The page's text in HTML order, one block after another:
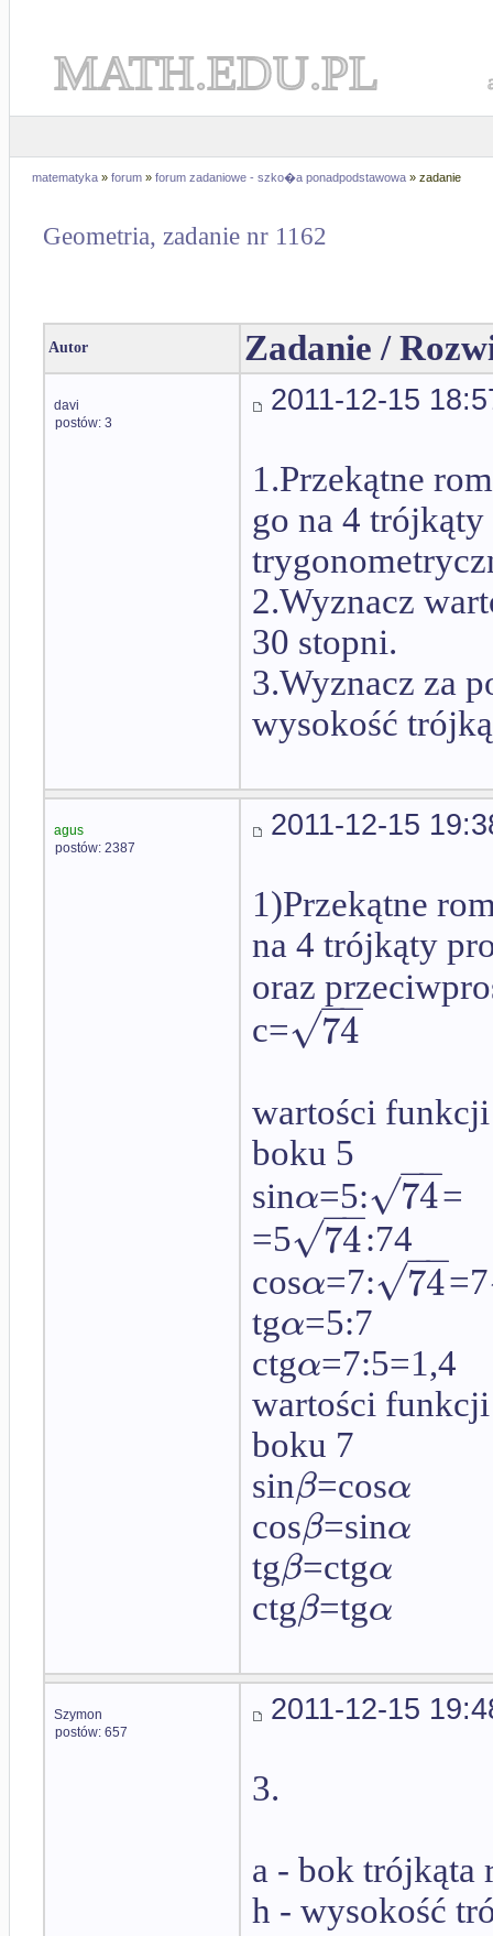
MATH.EDU.PL
matematyka » forum » forum zadaniowe - szko�a ponadpodstawowa » zadanie
Geometria, zadanie nr 1162
Autor Zadanie /
davi
postów: 3
2011-12-15
1.Przekątne
go na 4
2.Wyznacz
30 stopni.
3.Wyznacz za
wysokość
agus
postów: 2387
2011-12-15
1)Przekątne
na 4 trójkąty
oraz
c=
74
−−
√
wartości
boku 5
sinα=5: 74
−−
√
=
=5
74
−−
√
:74
cosα=7: 74
−−
√ =7
tgα=5:7
ctgα=7:5=1,4
wartości
boku 7
sinβ=cosα
cosβ=sinα
tgβ=ctgα
ctgβ=tgα
Szymon
postów: 657
2011-12-15
3.
a - bok trójkąta
h - wysokość